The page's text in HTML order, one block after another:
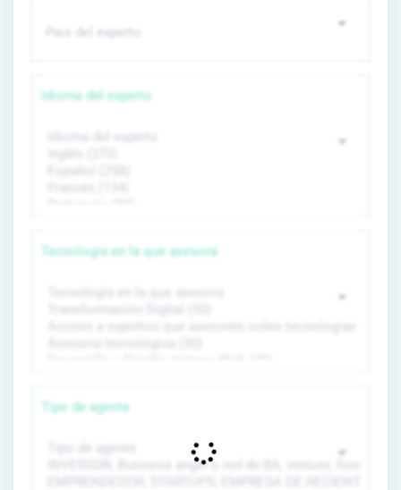
Idioma del experto
Tecnología en la que asesora
Tipo de agente